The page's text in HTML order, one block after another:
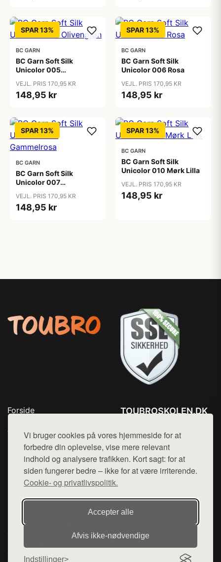
Vi bruger cookies på vores hjemmeside for at
forbedre din oplevelse, vise mere relevant
indhold og analysere trafikken. Kort sagt: for at
siden fungerer bedre – ikke for at være irriterende.
Cookie- og privatlivspolitik.
Accepter alle
Afvis ikke‑nødvendige
Indstillinger
SPAR 13%
BC GARN
BC Garn Soft Silk
Unicolor 005
VEJL. PRIS 170,95 KR
148,95 kr
SPAR 13%
BC GARN
BC Garn Soft Silk
Unicolor 006 Rosa
VEJL. PRIS 170,95 KR
148,95 kr
SPAR 13%
BC GARN
BC Garn Soft Silk
Unicolor 007
VEJL. PRIS 170,95 KR
148,95 kr
SPAR 13%
BC GARN
BC Garn Soft Silk
Unicolor 010 Mørk Lilla
VEJL. PRIS 170,95 KR
148,95 kr
Forside
Top Rabatter
Blog
Kontakt
TOUBROSKOLEN.DK
Mail: hej@want.dk
Cookie- og privatlivspolitik
Denne side er en del af want.dk, der udgiver en række
hjemmesider med præsentation af forskellige produkter fra
diverse webshops. Der sælges ikke varer fra denne side - vi
henviser til de shops, som sælger varen. Vi har heller ikke
varerne på lager.